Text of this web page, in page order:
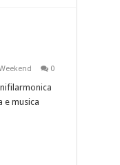
0
e musica